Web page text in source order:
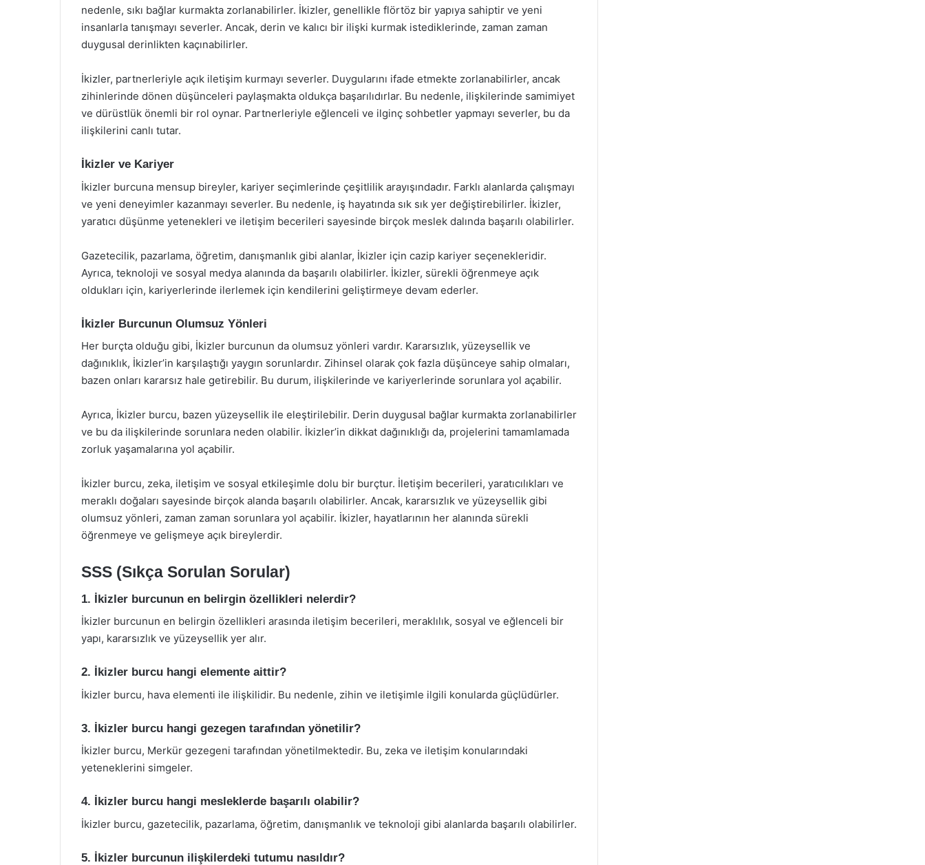
nedenle, sıkı bağlar kurmakta zorlanabilirler. İkizler, genellikle flörtöz bir yapıya sahiptir ve yeni
insanlarla tanışmayı severler. Ancak, derin ve kalıcı bir ilişki kurmak istediklerinde, zaman zaman
duygusal derinlikten kaçınabilirler.
İkizler, partnerleriyle açık iletişim kurmayı severler. Duygularını ifade etmekte zorlanabilirler, ancak
zihinlerinde dönen düşünceleri paylaşmakta oldukça başarılıdırlar. Bu nedenle, ilişkilerinde samimiyet
ve dürüstlük önemli bir rol oynar. Partnerleriyle eğlenceli ve ilginç sohbetler yapmayı severler, bu da
ilişkilerini canlı tutar.
İkizler ve Kariyer
İkizler burcuna mensup bireyler, kariyer seçimlerinde çeşitlilik arayışındadır. Farklı alanlarda çalışmayı
ve yeni deneyimler kazanmayı severler. Bu nedenle, iş hayatında sık sık yer değiştirebilirler. İkizler,
yaratıcı düşünme yetenekleri ve iletişim becerileri sayesinde birçok meslek dalında başarılı olabilirler.
Gazetecilik, pazarlama, öğretim, danışmanlık gibi alanlar, İkizler için cazip kariyer seçenekleridir.
Ayrıca, teknoloji ve sosyal medya alanında da başarılı olabilirler. İkizler, sürekli öğrenmeye açık
oldukları için, kariyerlerinde ilerlemek için kendilerini geliştirmeye devam ederler.
İkizler Burcunun Olumsuz Yönleri
Her burçta olduğu gibi, İkizler burcunun da olumsuz yönleri vardır. Kararsızlık, yüzeysellik ve
dağınıklık, İkizler’in karşılaştığı yaygın sorunlardır. Zihinsel olarak çok fazla düşünceye sahip olmaları,
bazen onları kararsız hale getirebilir. Bu durum, ilişkilerinde ve kariyerlerinde sorunlara yol açabilir.
Ayrıca, İkizler burcu, bazen yüzeysellik ile eleştirilebilir. Derin duygusal bağlar kurmakta zorlanabilirler
ve bu da ilişkilerinde sorunlara neden olabilir. İkizler’in dikkat dağınıklığı da, projelerini tamamlamada
zorluk yaşamalarına yol açabilir.
İkizler burcu, zeka, iletişim ve sosyal etkileşimle dolu bir burçtur. İletişim becerileri, yaratıcılıkları ve
meraklı doğaları sayesinde birçok alanda başarılı olabilirler. Ancak, kararsızlık ve yüzeysellik gibi
olumsuz yönleri, zaman zaman sorunlara yol açabilir. İkizler, hayatlarının her alanında sürekli
öğrenmeye ve gelişmeye açık bireylerdir.
SSS (Sıkça Sorulan Sorular)
1. İkizler burcunun en belirgin özellikleri nelerdir?
İkizler burcunun en belirgin özellikleri arasında iletişim becerileri, meraklılık, sosyal ve eğlenceli bir
yapı, kararsızlık ve yüzeysellik yer alır.
2. İkizler burcu hangi elemente aittir?
İkizler burcu, hava elementi ile ilişkilidir. Bu nedenle, zihin ve iletişimle ilgili konularda güçlüdürler.
3. İkizler burcu hangi gezegen tarafından yönetilir?
İkizler burcu, Merkür gezegeni tarafından yönetilmektedir. Bu, zeka ve iletişim konularındaki
yeteneklerini simgeler.
4. İkizler burcu hangi mesleklerde başarılı olabilir?
İkizler burcu, gazetecilik, pazarlama, öğretim, danışmanlık ve teknoloji gibi alanlarda başarılı olabilirler.
5. İkizler burcunun ilişkilerdeki tutumu nasıldır?